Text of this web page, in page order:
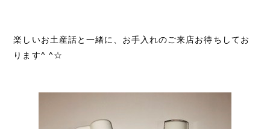
楽しいお土産話と一緒に、お手入れのご来店お待ちしてお
ります^ ^☆